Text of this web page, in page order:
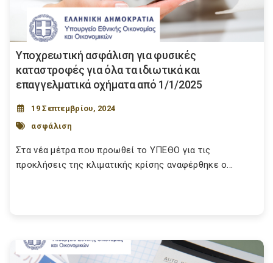
Υποχρεωτική ασφάλιση για φυσικές
καταστροφές για όλα τα ιδιωτικά και
επαγγελματικά οχήματα από 1/1/2025
19 Σεπτεμβρίου, 2024
ασφάλιση
Στα νέα μέτρα που προωθεί το ΥΠΕΘΟ για τις
προκλήσεις της κλιματικής κρίσης αναφέρθηκε ο...